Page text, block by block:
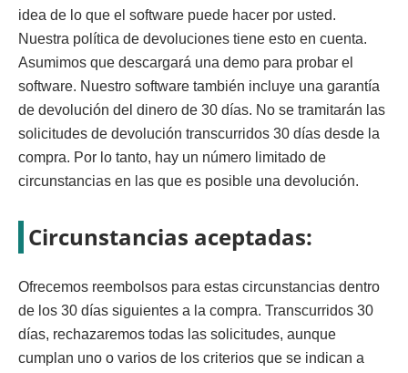
idea de lo que el software puede hacer por usted.
Nuestra política de devoluciones tiene esto en cuenta.
Asumimos que descargará una demo para probar el
software. Nuestro software también incluye una garantía
de devolución del dinero de 30 días. No se tramitarán las
solicitudes de devolución transcurridos 30 días desde la
compra. Por lo tanto, hay un número limitado de
circunstancias en las que es posible una devolución.
Circunstancias aceptadas:
Ofrecemos reembolsos para estas circunstancias dentro
de los 30 días siguientes a la compra. Transcurridos 30
días, rechazaremos todas las solicitudes, aunque
cumplan uno o varios de los criterios que se indican a